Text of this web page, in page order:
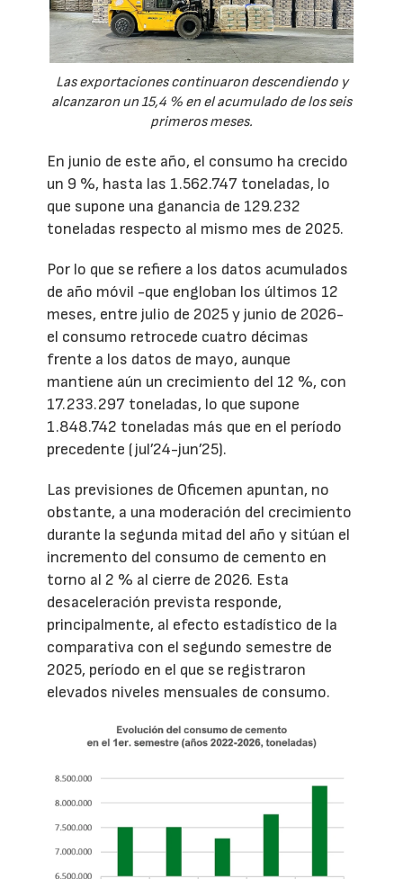
Las exportaciones continuaron descendiendo y
alcanzaron un 15,4 % en el acumulado de los seis
primeros meses.
En junio de este año, el consumo ha crecido
un 9 %, hasta las 1.562.747 toneladas, lo
que supone una ganancia de 129.232
toneladas respecto al mismo mes de 2025.
Por lo que se refiere a los datos acumulados
de año móvil -que engloban los últimos 12
meses, entre julio de 2025 y junio de 2026-
el consumo retrocede cuatro décimas
frente a los datos de mayo, aunque
mantiene aún un crecimiento del 12 %, con
17.233.297 toneladas, lo que supone
1.848.742 toneladas más que en el período
precedente (jul’24-jun’25).
Las previsiones de Oficemen apuntan, no
obstante, a una moderación del crecimiento
durante la segunda mitad del año y sitúan el
incremento del consumo de cemento en
torno al 2 % al cierre de 2026. Esta
desaceleración prevista responde,
principalmente, al efecto estadístico de la
comparativa con el segundo semestre de
2025, período en el que se registraron
elevados niveles mensuales de consumo.